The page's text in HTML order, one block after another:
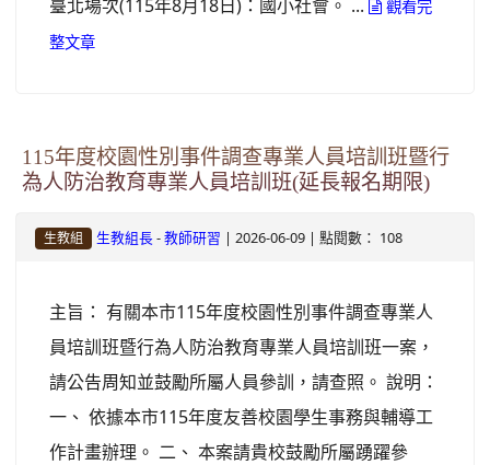
臺北場次(115年8月18日)：國小社會。 ...
觀看完
整文章
115年度校園性別事件調查專業人員培訓班暨行
為人防治教育專業人員培訓班(延長報名期限)
生教組 生教組長- 教師研習 | 2026-06-09 | 點閱數： 108
主旨： 有關本市115年度校園性別事件調查專業人
員培訓班暨行為人防治教育專業人員培訓班一案，
請公告周知並鼓勵所屬人員參訓，請查照。 說明：
一、 依據本市115年度友善校園學生事務與輔導工
作計畫辦理。 二、 本案請貴校鼓勵所屬踴躍參